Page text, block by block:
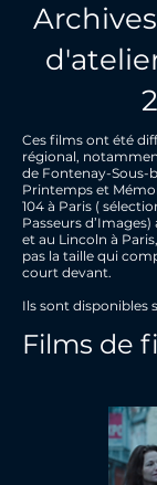
Ces films ont été
régional,
de Fontenay-Sous-
Printemps et
104 à Paris (
Passeurs
et au Lincoln à
pas la taille qui
court devant.
Ils sont disponibles
Films de